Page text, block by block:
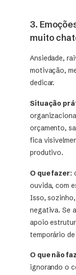
3.
muito
Ansiedade,
motivação,
dedicar.
Situação
orçamento,
fica
produtivo.
O que fazer:
ouvida, com
Isso,
negativa. Se
apoio
temporário
O que não
ignorando o